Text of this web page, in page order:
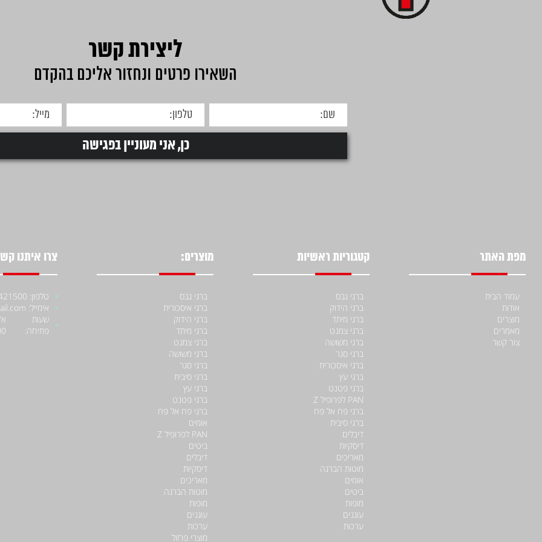
ליצירת קשר
השאירו פרטים ונחזור אליכם בהקדם
מפת האתר
עמוד הבית
אודות
מוצרים
מאמרים
צור קשר
קטגוריות ראשיות
ברגי גבס
ברגי הידוק
ברגי מיתד
ברגי צמנט
ברגי משושה
ברגי סגר
ברגי איסכורית
ברגי עץ
ברגי פטנט
PAN לפרופיל Z
ברגי פח אל פח
ברגי סיבית
דיבלים
דיסקיות
מאריכים
מוטות הברגה
אומים
ביטים
מופות
עוגנים
ערכות
מוצרים:
ברגי גבס
ברגי איסכורית
ברגי הידוק
ברגי מיתד
ברגי צמנט
ברגי משושה
ברגי סגר
ברגי סיבית
ברגי עץ
ברגי פטנט
ברגי פח אל פח
אומים
PAN לפרופיל Z
ביטים
דיבלים
דיסקיות
מאריכים
מוטות הברגה
מופות
עוגנים
ערכות
מוצרי פרזול
צרו איתנו
טלפון: 052-4421500
אימייל: moniiraqe@gmail.com
שעות
פתיחה: